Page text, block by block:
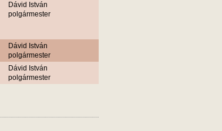
Dávid István
polgármester
Dávid István
polgármester
Dávid István
polgármester